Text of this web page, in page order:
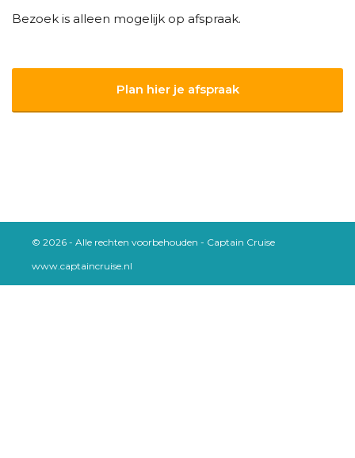
Bezoek is alleen mogelijk op afspraak.
Plan hier je afspraak
© 2026 - Alle rechten voorbehouden - Captain Cruise
www.captaincruise.nl